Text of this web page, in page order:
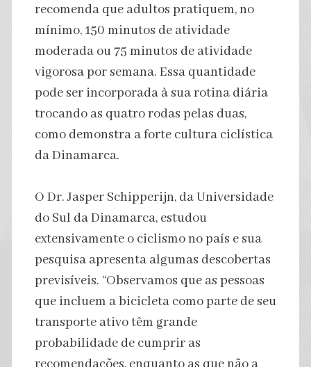
recomenda que adultos pratiquem, no
mínimo, 150 minutos de atividade
moderada ou 75 minutos de atividade
vigorosa por semana. Essa quantidade
pode ser incorporada à sua rotina diária
trocando as quatro rodas pelas duas,
como demonstra a forte cultura ciclística
da Dinamarca.
O Dr. Jasper Schipperijn, da Universidade
do Sul da Dinamarca, estudou
extensivamente o ciclismo no país e sua
pesquisa apresenta algumas descobertas
previsíveis. “Observamos que as pessoas
que incluem a bicicleta como parte de seu
transporte ativo têm grande
probabilidade de cumprir as